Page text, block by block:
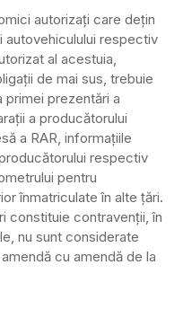
autorizaţi care deţin
autovehiculului respectiv
al acestuia,
de mai sus, trebuie
primei prezentări a
a producătorului
a RAR, informaţiile
respectiv
pentru
înmatriculate în alte ţări.
constituie contravenţii, în
nu sunt considerate
cu amendă de la